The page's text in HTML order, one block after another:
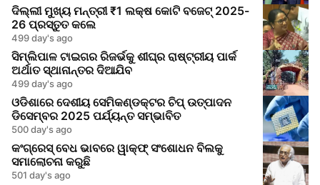
ଦିଲ୍ଲୀ ମୁଖ୍ୟ ମନ୍ତ୍ରୀ ₹1 ଲକ୍ଷ କୋଟି ବଜେଟ୍ 2025-
26 ପ୍ରସ୍ତୁତ କଲେ
499 day's ago
ସିମ୍ଲିପାଳ ଟାଇଗର ରିଜର୍ଭକୁ ଶୀଘ୍ର ରାଷ୍ଟ୍ରୀୟ ପାର୍କ
ଅର୍ଥାତ ସ୍ଥାନାନ୍ତର ଦିଆଯିବ
499 day's ago
ଓଡିଶାରେ ଦେଶୀୟ ସେମିକଣ୍ଡକ୍ଟର ଚିପ୍ ଉତ୍ପାଦନ
ଡିସେମ୍ବର 2025 ପର୍ଯ୍ୟନ୍ତ ସମ୍ଭାବିତ
500 day's ago
କଂଗ୍ରେସ୍ ବେଧ ଭାବରେ ୱାକ୍ଫ୍ ସଂଶୋଧନ ବିଲକୁ
ସମାଲୋଚନା କରୁଛି
501 day's ago